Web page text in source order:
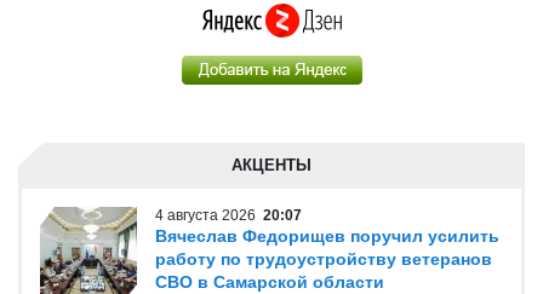
АКЦЕНТЫ
4 августа 2026 20:07
Вячеслав Федорищев поручил усилить
работу по трудоустройству ветеранов
СВО в Самарской области